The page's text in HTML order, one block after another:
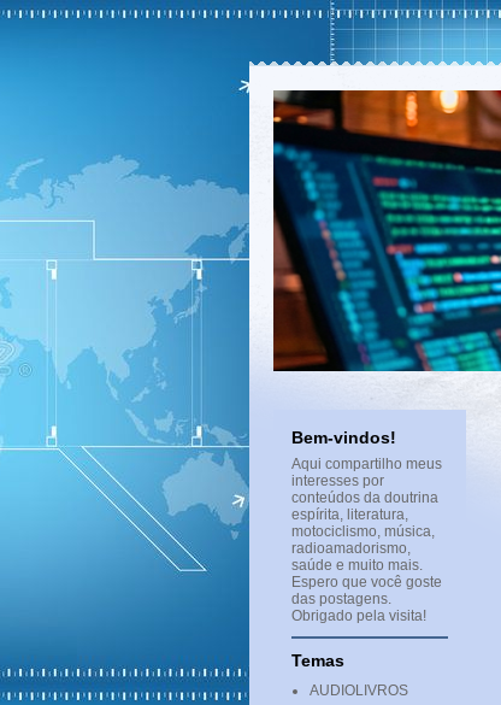
Bem-vindos!
Aqui compartilho meus
interesses por
conteúdos da doutrina
espírita, literatura,
motociclismo, música,
radioamadorismo,
saúde e muito mais.
Espero que você goste
das postagens.
Obrigado pela visita!
Temas
AUDIOLIVROS